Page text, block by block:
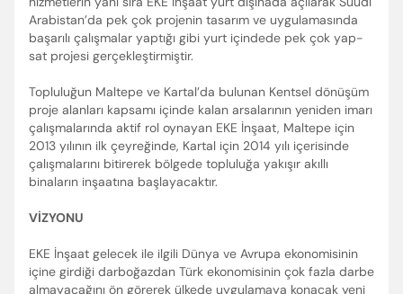
Arabistan’da pek çok projenin tasarım ve uygulamasında
başarılı çalışmalar yaptığı gibi yurt içindede pek çok yap-
sat projesi gerçekleştirmiştir.
Topluluğun Maltepe ve Kartal’da bulunan Kentsel dönüşüm
proje alanları kapsamı içinde kalan arsalarının yeniden imarı
çalışmalarında aktif rol oynayan EKE İnşaat, Maltepe için
2013 yılının ilk çeyreğinde, Kartal için 2014 yılı içerisinde
çalışmalarını bitirerek bölgede topluluğa yakışır akıllı
binaların inşaatına başlayacaktır.
VİZYONU
EKE İnşaat gelecek ile ilgili Dünya ve Avrupa ekonomisinin
içine girdiği darboğazdan Türk ekonomisinin çok fazla darbe
almayacağını ön görerek ülkede uygulamaya konacak yeni